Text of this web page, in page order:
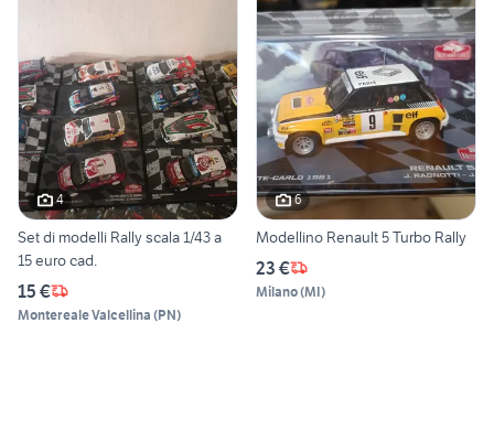
4
Set di modelli Rally scala 1/43 a
15 euro cad.
15 €
Montereale Valcellina (PN)
6
Modellino Renault 5 Turbo Rally
23 €
Milano(MI)